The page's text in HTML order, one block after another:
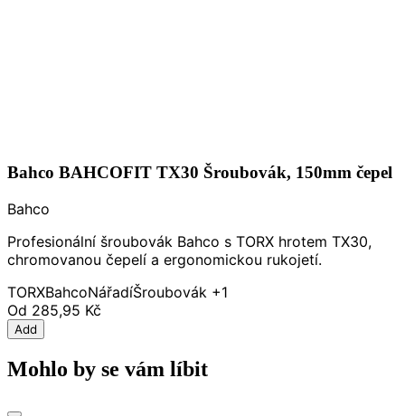
Bahco BAHCOFIT TX30 Šroubovák, 150mm čepel
Bahco
Profesionální šroubovák Bahco s TORX hrotem TX30,
chromovanou čepelí a ergonomickou rukojetí.
TORXBahcoNářadíŠroubovák +1
Od 285,95 Kč
Add
Mohlo by se vám líbit